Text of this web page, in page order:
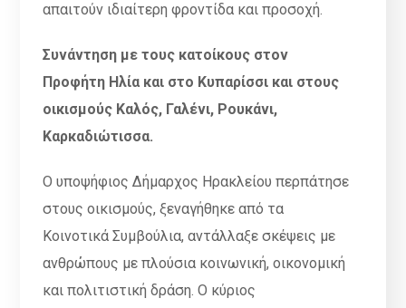
απαιτούν ιδιαίτερη φροντίδα και προσοχή.
Συνάντηση με τους κατοίκους στον
Προφήτη Ηλία και στο Κυπαρίσσι και στους
οικισμούς Καλός, Γαλένι, Ρουκάνι,
Καρκαδιώτισσα.
Ο υποψήφιος Δήμαρχος Ηρακλείου περπάτησε
στους οικισμούς, ξεναγήθηκε από τα
Κοινοτικά Συμβούλια, αντάλλαξε σκέψεις με
ανθρώπους με πλούσια κοινωνική, οικονομική
και πολιτιστική δράση. Ο κύριος